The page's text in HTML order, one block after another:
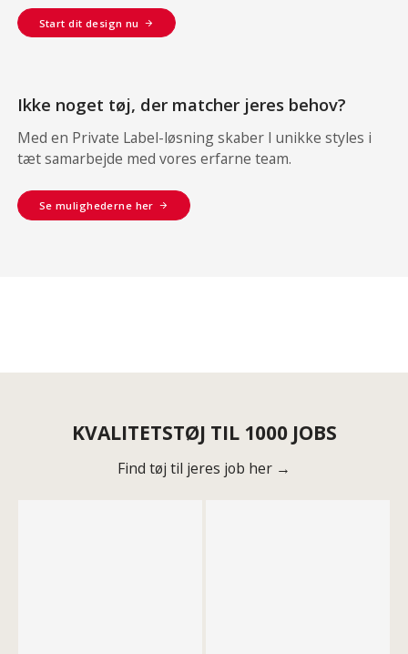
Start dit design nu
Ikke noget tøj, der matcher jeres behov?
Med en Private Label-løsning skaber I unikke styles i
tæt samarbejde med vores erfarne team.
Se mulighederne her
KVALITETSTØJ TIL 1000 JOBS
Find tøj til jeres job her →